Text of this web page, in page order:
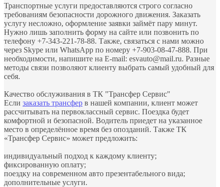
​Транспортные услуги предоставляются строго согласно
требованиям безопасности дорожного движения. Заказать
услугу несложно, оформление заявки займёт пару минут.
Нужно лишь заполнить форму на сайте или позвонить по
телефону +7-343-221-78-88. Также, связаться с нами можно
через Skype или WhatsApp по номеру +7-903-08-47-888. При
необходимости, напишите на E-mail: esvauto@mail.ru. Разные
методы связи позволяют клиенту выбрать самый удобный для
себя.
​Качество обслуживания в ТК "Трансфер Сервис"
Если заказать трансфер в нашей компании, клиент может
рассчитывать на первоклассный сервис. Поездка будет
комфортной и безопасной. Водитель приедет на указанное
место в определённое время без опозданий. Также ТК
«Трансфер Сервис» может предложить:
индивидуальный подход к каждому клиенту;
фиксированную оплату;
поездку на современном авто презентабельного вида;
дополнительные услуги.